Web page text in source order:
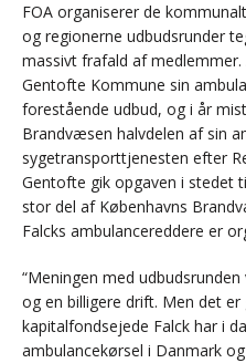
FOA organiserer de
og regionerne udbudsrunder
massivt frafald af
Gentofte Kommune sin
forestående udbud, og i år
Brandvæsen halvdelen af sin
sygetransporttjenesten efter
Gentofte gik opgaven i stedet
stor del af Københavns
Falcks ambulancereddere er
“Meningen med
og en billigere drift. Men det
kapitalfondsejede Falck har i
ambulancekørsel i Danmark